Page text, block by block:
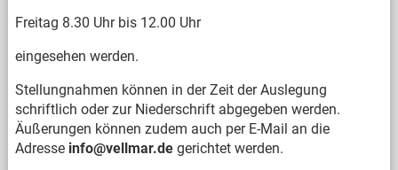
Freitag 8.30 Uhr bis 12.00 Uhr
eingesehen werden.
Stellungnahmen können in der Zeit der Auslegung
schriftlich oder zur Niederschrift abgegeben werden.
Äußerungen können zudem auch per E-Mail an die
Adresse info@vellmar.degerichtet werden.